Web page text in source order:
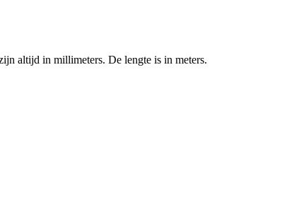
altijd in millimeters. De lengte is in meters.